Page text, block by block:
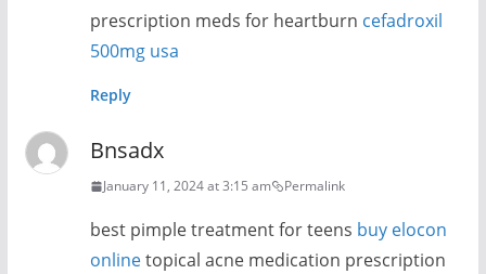
prescription meds for heartburn cefadroxil
500mg usa
Reply
Bnsadx
January 11, 2024 at 3:15 am Permalink
best pimple treatment for teens buy elocon
onlinetopical acne medication prescription